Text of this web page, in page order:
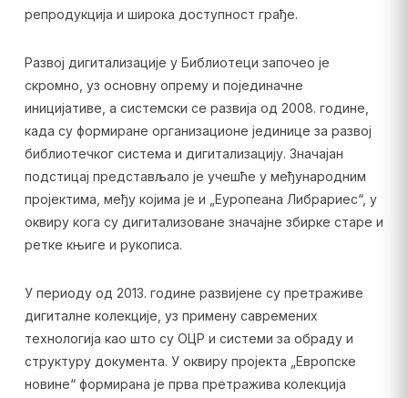
репродукција и широка доступност грађе.
Развој дигитализације у Библиотеци започео је
скромно, уз основну опрему и појединачне
иницијативе, а системски се развија од 2008. године,
када су формиране организационе јединице за развој
библиотечког система и дигитализацију. Значајан
подстицај представљало је учешће у међународним
пројектима, међу којима је и „Еуропеана Либрариес“, у
оквиру кога су дигитализоване значајне збирке старе и
ретке књиге и рукописа.
У периоду од 2013. године развијене су претраживе
дигиталне колекције, уз примену савремених
технологија као што су ОЦР и системи за обраду и
структуру документа. У оквиру пројекта „Европске
новине“ формирана је прва претражива колекција